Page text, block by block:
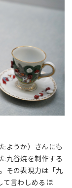
ようか）さんにも
九谷焼を制作する
その表現力は 「九
て言わしめるほ